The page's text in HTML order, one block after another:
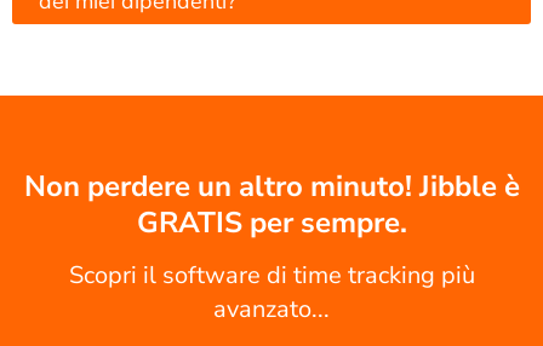
Non perdere un altro minuto! Jibble è
GRATIS per sempre.
Scopri il software di time tracking più
avanzato...